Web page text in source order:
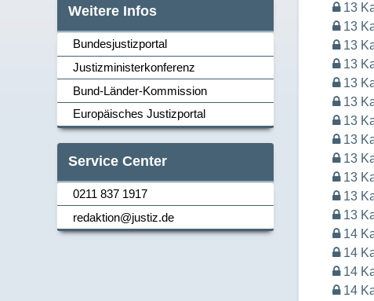
Weitere Infos
Navi_links
Bundesjustizportal
Justizministerkonferenz
Bund-Länder-Kommission
Europäisches Justizportal
Service Center
Navi_links
0211 837 1917
redaktion@justiz.de
13
13
13
13
13
13
13
13
13
13
13
13
14
14
14
14